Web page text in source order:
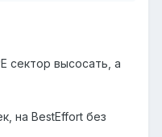
сектор высосать, а
на BestEffort без